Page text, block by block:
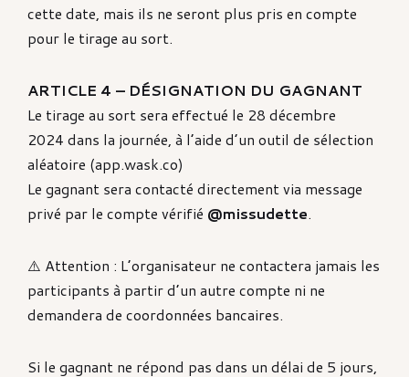
cette date, mais ils ne seront plus pris en compte
pour le tirage au sort.
ARTICLE 4 – DÉSIGNATION DU GAGNANT
Le tirage au sort sera effectué le 28 décembre
2024 dans la journée, à l’aide d’un outil de sélection
aléatoire (app.wask.co)
Le gagnant sera contacté directement via message
privé par le compte vérifié @missudette.
⚠️ Attention : L’organisateur ne contactera jamais les
participants à partir d’un autre compte ni ne
demandera de coordonnées bancaires.
Si le gagnant ne répond pas dans un délai de 5 jours,